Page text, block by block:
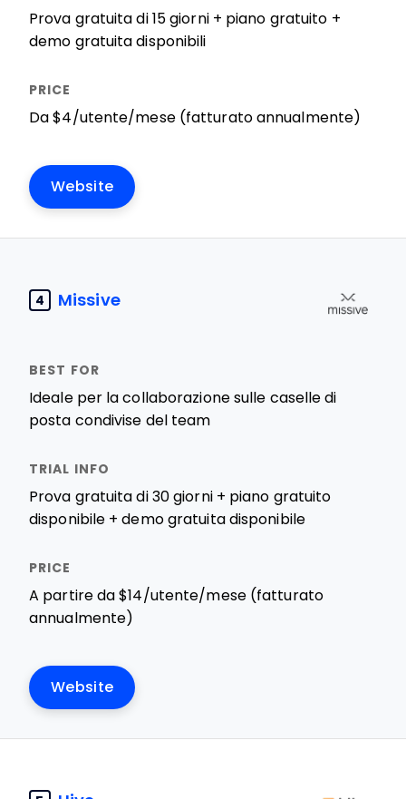
Prova gratuita di 15 giorni + piano gratuito +
demo gratuita disponibili
Da $4/utente/mese (fatturato annualmente)
Website
4 Missive
Ideale per la collaborazione sulle caselle di
posta condivise del team
Prova gratuita di 30 giorni + piano gratuito
disponibile + demo gratuita disponibile
A partire da $14/utente/mese (fatturato
annualmente)
Website